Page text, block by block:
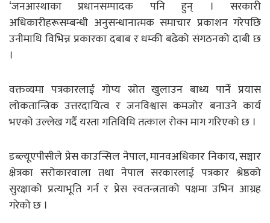
‘जनआस्थाका प्रधानसम्पादक पनि हुन् । सरकारी
अधिकारीहरूसम्बन्धी अनुसन्धानात्मक समाचार प्रकाशन गरेपछि
उनीमाथि विभिन्न प्रकारका दबाब र धम्की बढेको संगठनको दाबी छ
।
वक्तव्यमा पत्रकारलाई गोप्य स्रोत खुलाउन बाध्य पार्ने प्रयास
लोकतान्त्रिक उत्तरदायित्व र जनविश्वास कमजोर बनाउने कार्य
भएको उल्लेख गर्दै यस्ता गतिविधि तत्काल रोक्न माग गरिएको छ ।
डब्ल्यूएपीसीले प्रेस काउन्सिल नेपाल, मानवअधिकार निकाय, सञ्चार
क्षेत्रका सरोकारवाला तथा नेपाल सरकारलाई पत्रकार श्रेष्ठको
सुरक्षाको प्रत्याभूति गर्न र प्रेस स्वतन्त्रताको पक्षमा उभिन आग्रह
गरेको छ ।